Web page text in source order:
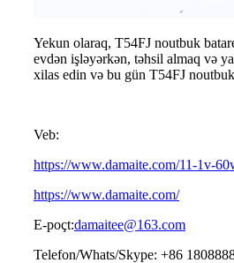
Yekun olaraq, T54FJ noutbuk
evdən işləyərkən, təhsil almaq və
xilas edin və bu gün T54FJ
Veb:
https://www.damaite.com/11-1v-
https://www.damaite.com/
E-poçt:damaitee@163.com
Telefon/Whats/Skype: +86